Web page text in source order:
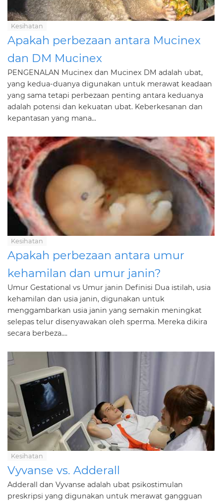
Kesihatan
Apakah perbezaan antara Mucinex
dan DM Mucinex
PENGENALAN Mucinex dan Mucinex DM adalah ubat,
yang kedua-duanya digunakan untuk merawat keadaan
yang sama tetapi perbezaan penting antara keduanya
adalah potensi dan kekuatan ubat. Keberkesanan dan
kepantasan yang mana...
Kesihatan
Apakah perbezaan antara umur
kehamilan dan umur janin?
Umur Gestational vs Umur janin Definisi Dua istilah, usia
kehamilan dan usia janin, digunakan untuk
menggambarkan usia janin yang semakin meningkat
selepas telur disenyawakan oleh sperma. Mereka dikira
secara berbeza....
Kesihatan
Vyvanse vs. Adderall
Adderall dan Vyvanse adalah ubat psikostimulan
preskripsi yang digunakan untuk merawat gangguan